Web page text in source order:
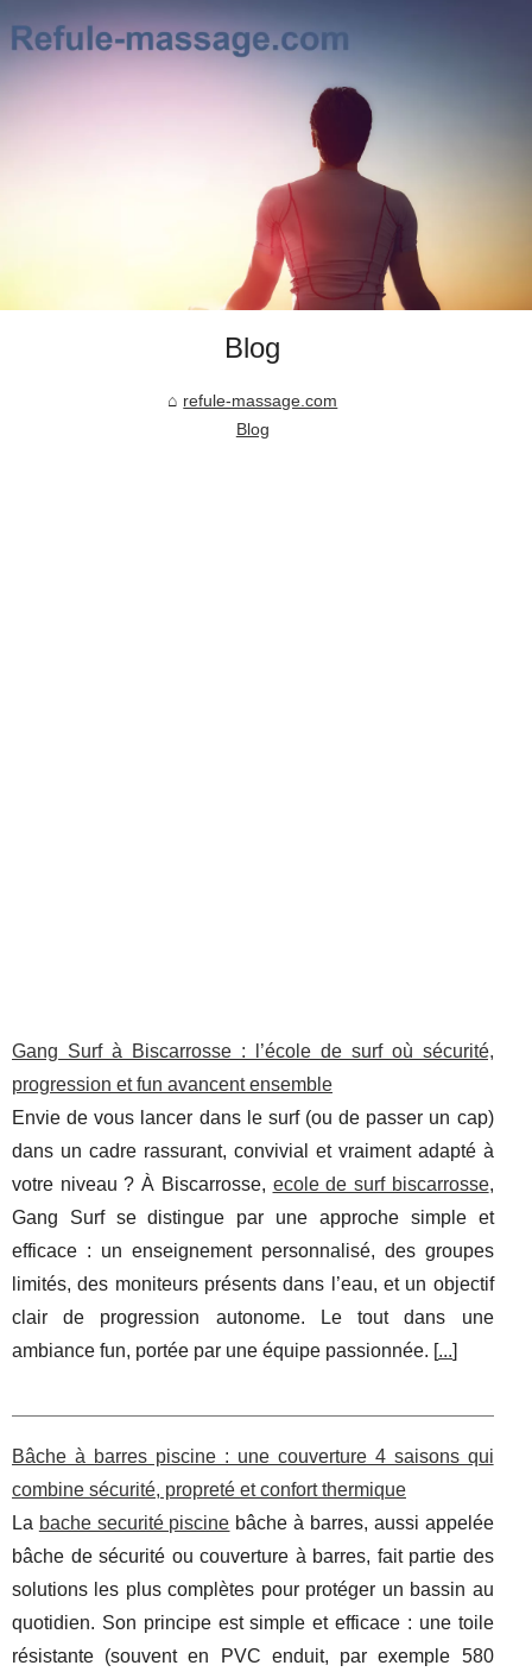
Blog
refule-massage.com
Blog
Gang Surf à Biscarrosse : l’école de surf où sécurité,
progression et fun avancent ensemble
Envie de vous lancer dans le surf (ou de passer un cap)
dans un cadre rassurant, convivial et vraiment adapté à
votre niveau ? À Biscarrosse, ecole de surf biscarrosse,
Gang Surf se distingue par une approche simple et
efficace : un enseignement personnalisé, des groupes
limités, des moniteurs présents dans l’eau, et un objectif
clair de progression autonome. Le tout dans une
ambiance fun, portée par une équipe passionnée. [...]
Bâche à barres piscine : une couverture 4 saisons qui
combine sécurité, propreté et confort thermique
La bache securité piscine bâche à barres, aussi appelée
bâche de sécurité ou couverture à barres, fait partie des
solutions les plus complètes pour protéger un bassin au
quotidien. Son principe est simple et efficace : une toile
résistante (souvent en PVC enduit, par exemple 580